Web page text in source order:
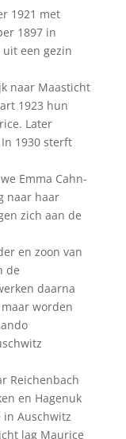
1921 met
1897 in
uit een gezin
naar Maasticht
1923 hun
Later
1930 sterft
Emma Cahn-
naar haar
zich aan de
en zoon van
de
daarna
worden
Reichenbach
en Hagenuk
Auschwitz
lag Maurice